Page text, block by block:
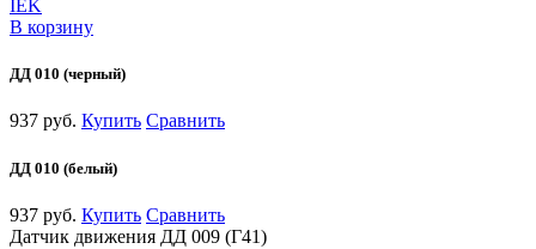
IEK
В корзину
ДД 010 (черный)
937 руб. Купить Сравнить
ДД 010 (белый)
937 руб. Купить Сравнить
Датчик движения ДД 009 (Г41)